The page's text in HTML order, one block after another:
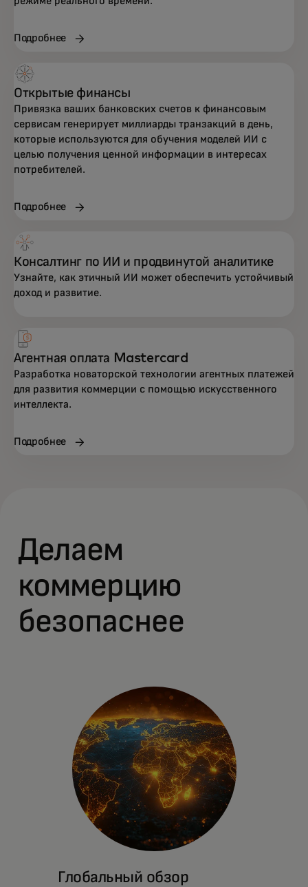
Подробнее
Открытые финансы
Привязка ваших банковских счетов к финансовым
сервисам генерирует миллиарды транзакций в день,
которые используются для обучения моделей ИИ с
целью получения ценной информации в интересах
потребителей.
Подробнее
Консалтинг по ИИ и продвинутой аналитике
Узнайте, как этичный ИИ может обеспечить устойчивый
доход и развитие.
Агентная оплата Mastercard
Разработка новаторской технологии агентных платежей
для развития коммерции с помощью искусственного
интеллекта.
Подробнее
Делаем
коммерцию
безопаснее
Глобальный обзор